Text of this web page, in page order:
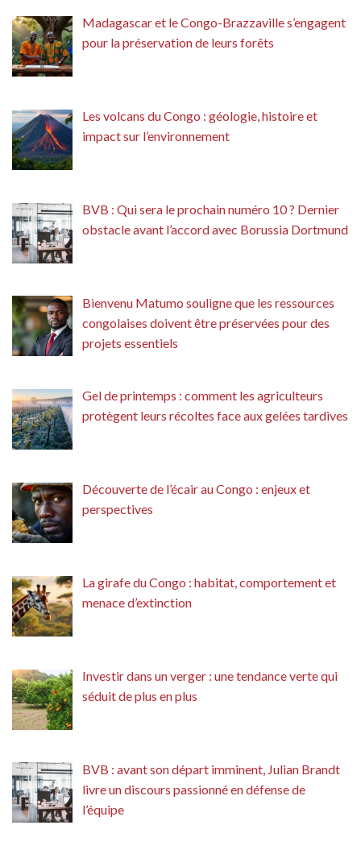
Madagascar et le Congo-Brazzaville s’engagent
pour la préservation de leurs forêts
Les volcans du Congo : géologie, histoire et
impact sur l’environnement
BVB : Qui sera le prochain numéro 10 ? Dernier
obstacle avant l’accord avec Borussia Dortmund
Bienvenu Matumo souligne que les ressources
congolaises doivent être préservées pour des
projets essentiels
Gel de printemps : comment les agriculteurs
protègent leurs récoltes face aux gelées tardives
Découverte de l’écair au Congo : enjeux et
perspectives
La girafe du Congo : habitat, comportement et
menace d’extinction
Investir dans un verger : une tendance verte qui
séduit de plus en plus
BVB : avant son départ imminent, Julian Brandt
livre un discours passionné en défense de
l’équipe